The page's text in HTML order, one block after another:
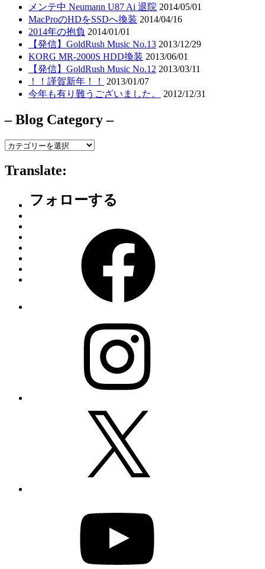
メンテ中 Neumann U87 Ai 退院 2014/05/01
MacProのHDをSSDへ換装 2014/04/16
2014年の抱負 2014/01/01
【発信】GoldRush Music No.13 2013/12/29
KORG MR-2000S HDD換装 2013/06/01
【発信】GoldRush Music No.12 2013/03/11
！！謹賀新年！！
2013/01/07
今年も有り難うございました。
2012/12/31
– Blog Category –
–
Category
–
Translate:
フォローする